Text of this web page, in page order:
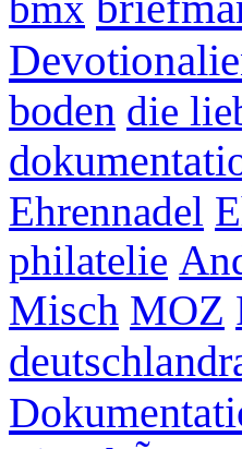
boden die
Ehrennadel
philatelie
Misch MOZ